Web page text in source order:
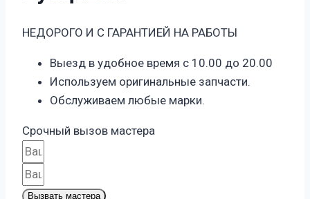
НЕДОРОГО И С ГАРАНТИЕЙ НА РАБОТЫ
Выезд в удобное время с 10.00 до 20.00
Используем оригинальные запчасти.
Обслуживаем любые марки.
Срочный вызов мастера
Вызвать мастера